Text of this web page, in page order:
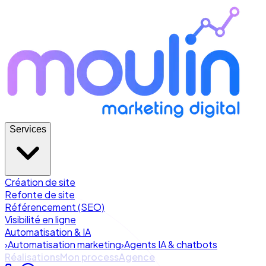
Services
Création de site
Refonte de site
Référencement (SEO)
Visibilité en ligne
Automatisation & IA
›Automatisation marketing›Agents IA & chatbots
RéalisationsMon processAgence